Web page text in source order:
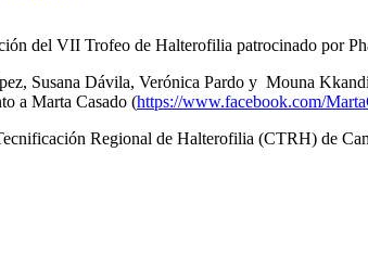
del VII Trofeo de Halterofilia patrocinado por
Susana Dávila, Verónica Pardo y Mouna
a Marta Casado (https://www.facebook.com/
Regional de Halterofilia (CTRH) de